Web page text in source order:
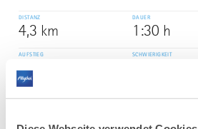
DISTANZ
4,3 km
DAUER
1:30 h
AUFSTIEG
204 m
SCHWIERIGKEIT